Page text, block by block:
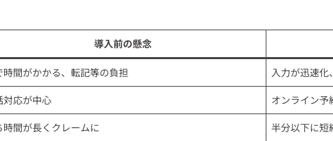
導入前の懸念
時間がかかる、転記等の負担
入力が迅速化
対応が中心
オンライン
時間が長くクレームに
半分以下に短